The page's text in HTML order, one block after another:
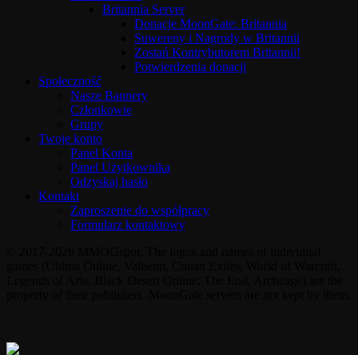
Britannia Server
Donacje MoonGate: Britannia
Suwereny i Nagrody w Britannii
Zostań Kontrybutorem Britannii!
Potwierdzenia donacji
Społeczność
Nasze Bannery
Członkowie
Grupy
Twoje konto
Panel Konta
Panel Użytkownika
Odzyskaj hasło
Kontakt
Zaproszenie do współpracy
Formularz kontaktowy